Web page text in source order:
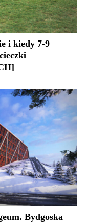
i kiedy 7-9
Bydgoska